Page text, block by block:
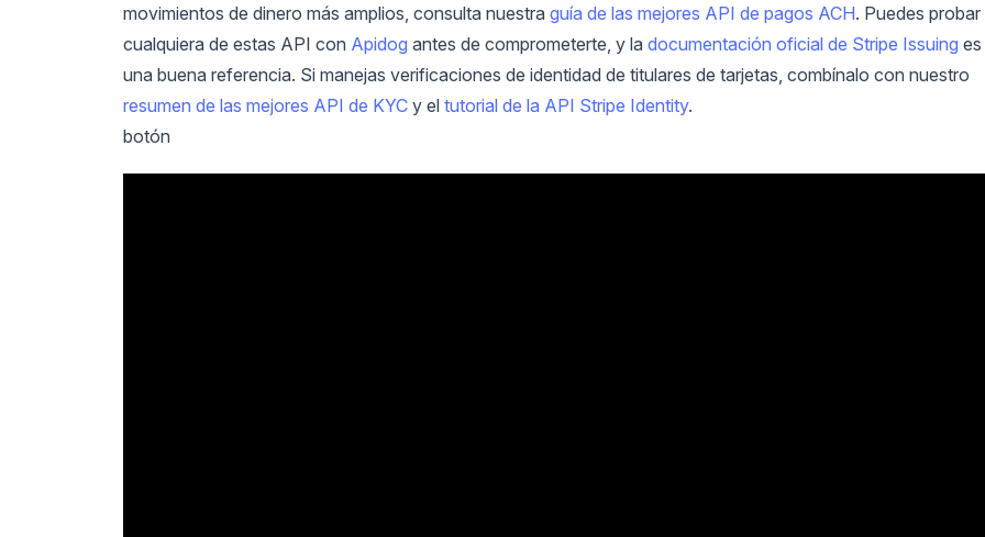
movimientos de dinero más amplios, consulta nuestra guía de las mejores API de pagos ACH. Puedes probar
cualquiera de estas API con Apidog antes de comprometerte, y la documentación oficial de Stripe Issuing es
una buena referencia. Si manejas verificaciones de identidad de titulares de tarjetas, combínalo con nuestro
resumen de las mejores API de KYC y el tutorial de la API Stripe Identity.
botón